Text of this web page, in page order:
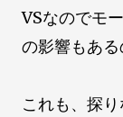
VSなのでモ
の影響もある
これも、探り